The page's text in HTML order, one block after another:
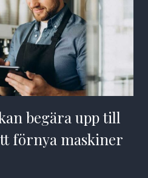
begära upp till
förnya maskiner